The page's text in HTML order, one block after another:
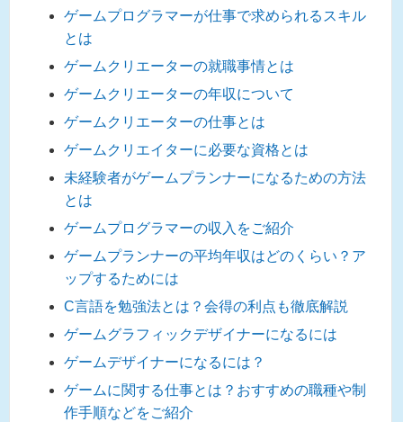
ゲームプログラマーが仕事で求められるスキル
とは
ゲームクリエーターの就職事情とは
ゲームクリエーターの年収について
ゲームクリエーターの仕事とは
ゲームクリエイターに必要な資格とは
未経験者がゲームプランナーになるための方法
とは
ゲームプログラマーの収入をご紹介
ゲームプランナーの平均年収はどのくらい？ア
ップするためには
C言語を勉強法とは？会得の利点も徹底解説
ゲームグラフィックデザイナーになるには
ゲームデザイナーになるには？
ゲームに関する仕事とは？おすすめの職種や制
作手順などをご紹介